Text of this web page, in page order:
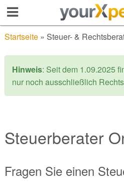
Startseite» Steuer- &
Hinweis: Seit dem 1.09.2025
nur noch ausschließlich
Steuerberater
Fragen Sie einen